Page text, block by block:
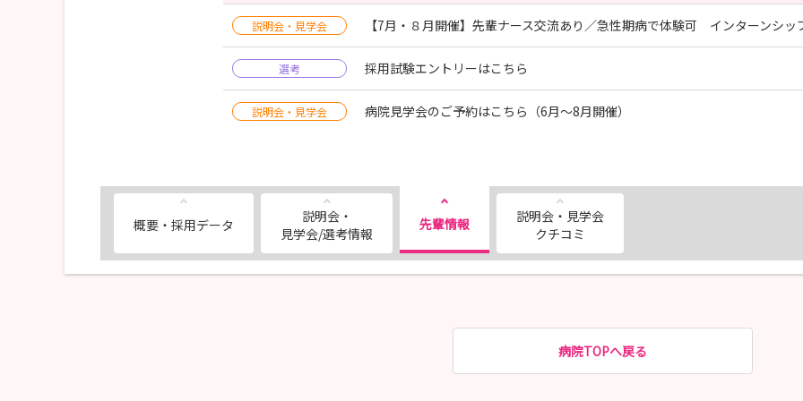
説明会・見学会 【7月・８月開催】先輩ナース交流あり／急性期病で体験可 インターンシッ
選考 採用試験エントリーはこちら
説明会・見学会 病院見学会のご予約はこちら（6月～8月開催）
概要・採用データ
説明会・
見学会/選考情報
先輩情報
説明会・見学会
クチコミ
病院TOPへ戻る